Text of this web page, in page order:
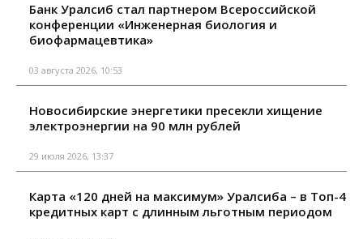
Банк Уралсиб стал партнером Всероссийской
конференции «Инженерная биология и
биофармацевтика»
03 августа 2026, 10:53
Новосибирские энергетики пресекли хищение
электроэнергии на 90 млн рублей
29 июля 2026, 13:37
Карта «120 дней на максимум» Уралсиба – в Топ-4
кредитных карт с длинным льготным периодом